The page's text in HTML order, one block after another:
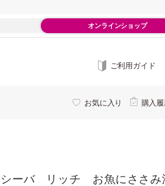
オンラインショップ
ご利用ガイド
お気に入り 購入
シーバ リッチ お魚にささみ